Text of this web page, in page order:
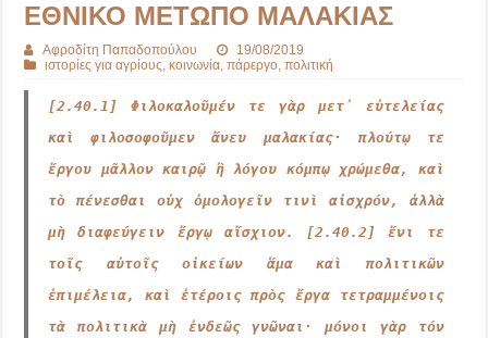
ΕΘΝΙΚΟ ΜΕΤΩΠΟ ΜΑΛΑΚΙΑΣ
Αφροδίτη Παπαδοπούλου
19/08/2019
ιστορίες για αγρίους,κοινωνία,πάρεργο,πολιτική
[2.40.1] Φιλοκαλοῦμέν τε γὰρ μετ᾽ εὐτελείας
καὶ φιλοσοφοῦμεν ἄνευ μαλακίας· πλούτῳ τε
ἔργου μᾶλλον καιρῷ ἢ λόγου κόμπῳ χρώμεθα, καὶ
τὸ πένεσθαι οὐχ ὁμολογεῖν τινὶ αἰσχρόν, ἀλλὰ
μὴ διαφεύγειν ἔργῳ αἴσχιον. [2.40.2] ἔνι τε
τοῖς αὐτοῖς οἰκείων ἅμα καὶ πολιτικῶν
ἐπιμέλεια, καὶ ἑτέροις πρὸς ἔργα τετραμμένοις
τὰ πολιτικὰ μὴ ἐνδεῶς γνῶναι· μόνοι γὰρ τόν